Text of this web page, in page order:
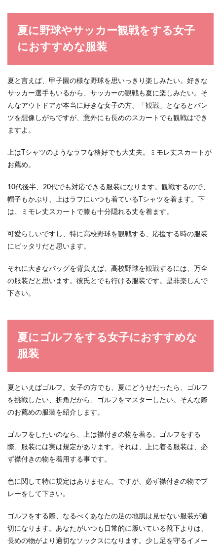
夏に野球やサッカー観戦をする女子
におすすめな服装
夏と言えば、甲子園の様な野球を思いっきり楽しみたい。好きな
サッカー選手もいるから、サッカーの観戦も夏に楽しみたい。そ
んなアウトドアが本当に好きな女子の方、「観戦」となるとパン
ツを想像しがちですが、意外にも長めのスカートでも観戦はでき
ますよ。
上はTシャツのようなラフな格好でも大丈夫。ミモレ丈スカートが
お薦め。
10代後半、20代でも対応できる服装になります。観戦するので、
帽子もかぶり、上はラフにいつも着ているTシャツを着ます。下
は、ミモレ丈スカートで膝も十分隠れる丈を着ます。
可愛らしいですし、特に高校野球を観戦する、応援する時の服装
にピッタリだと思います。
それに大きなバッグを背負えば、高校野球を観戦するには、万全
の服装だと思います。彼氏とでも行ける服装です。是非楽しんで
下さい。
夏にゴルフをする女子におすすめな
服装
夏といえばゴルフ。女子の方でも、夏にどうせだったら、ゴルフ
を挑戦したい、折角だから、ゴルフをマスターしたい。そんな際
のお薦めの服装を紹介します。
ゴルフをしたいのなら、上は襟付きの物を着る。ゴルフをする
際、服装には実は規定があります。それは、上に着る服装は、必
ず襟付きの物を着用する事です。
色に関して特に規定はありません。ですが、必ず襟付きの物でプ
レーをして下さい。
ゴルフをする際、なるべくあなたの足の地肌は見せない服装が適
切になります。あなたがいつも日常的に履いている靴下よりは、
長めの物がより適切なソックスになります。少し足を守るイメー